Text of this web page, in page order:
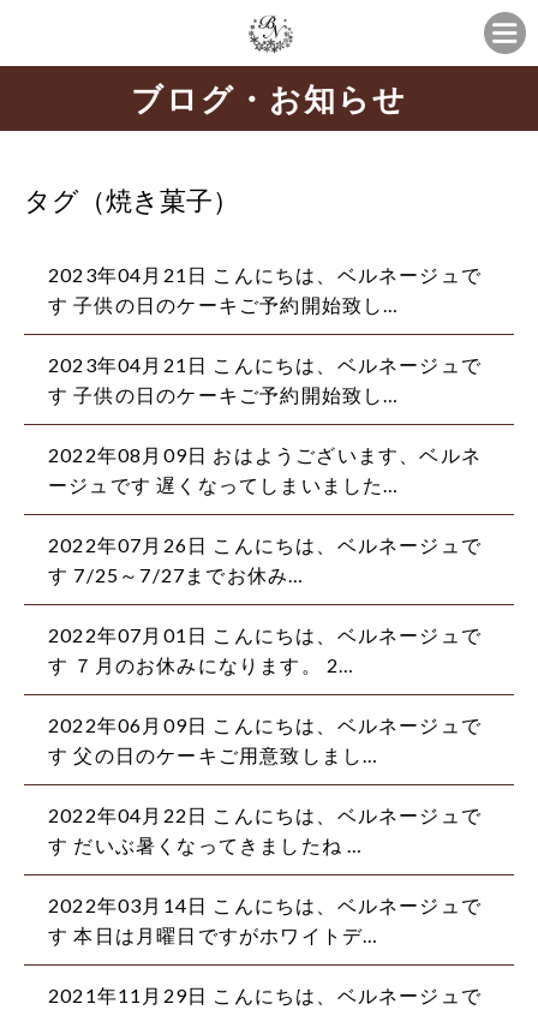
ブログ・お知らせ
タグ（焼き菓子）
2023年04月21日 こんにちは、ベルネージュで
す 子供の日のケーキご予約開始致し…
2023年04月21日 こんにちは、ベルネージュで
す 子供の日のケーキご予約開始致し…
2022年08月09日 おはようございます、ベルネ
ージュです 遅くなってしまいました…
2022年07月26日 こんにちは、ベルネージュで
す️ 7/25～7/27までお休み…
2022年07月01日 こんにちは、ベルネージュで
す️ ７月のお休みになります。 2…
2022年06月09日 こんにちは、ベルネージュで
す️ 父の日のケーキご用意致しまし…
2022年04月22日 こんにちは、ベルネージュで
す だいぶ暑くなってきましたね️ …
2022年03月14日 こんにちは、ベルネージュで
す️ 本日は月曜日ですがホワイトデ…
2021年11月29日 こんにちは、ベルネージュで